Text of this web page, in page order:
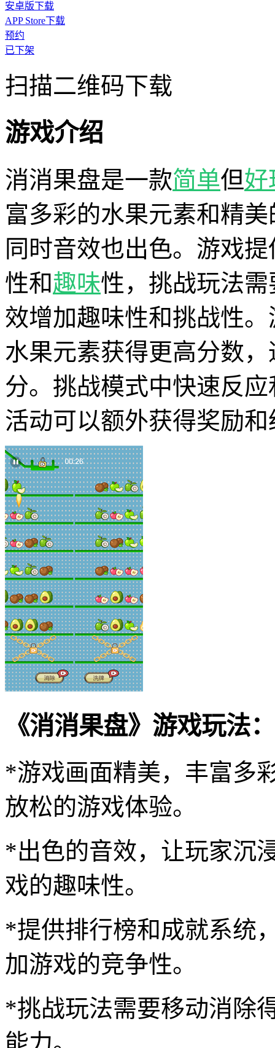
安卓版下载
APP Store下载
预约
已下架
扫描二维码下载
游戏介绍
消消果盘是一款简单但好
富多彩的水果元素和精
同时音效也出色。游戏
性和趣味性，挑战玩法
效增加趣味性和挑战性
水果元素获得更高分数
分。挑战模式中快速反
活动可以额外获得奖励
《消消果盘》游戏玩法：
*游戏画面精美，丰富多
放松的游戏体验。
*出色的音效，让玩家沉
戏的趣味性。
*提供排行榜和成就系统
加游戏的竞争性。
*挑战玩法需要移动消除